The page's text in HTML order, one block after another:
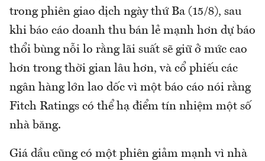
trong phiên giao dịch ngày thứ Ba (15/8), sau
khi báo cáo doanh thu bán lẻ mạnh hơn dự báo
thổi bùng nỗi lo rằng lãi suất sẽ giữ ở mức cao
hơn trong thời gian lâu hơn, và cổ phiếu các
ngân hàng lớn lao dốc vì một báo cáo nói rằng
Fitch Ratings có thể hạ điểm tín nhiệm một số
nhà băng.
Giá dầu cũng có một phiên giảm mạnh vì nhà